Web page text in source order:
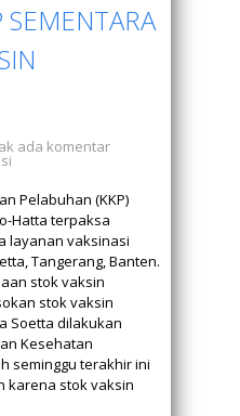
ada komentar
Pelabuhan (KKP)
Hatta terpaksa
layanan vaksinasi
Tangerang, Banten.
stok vaksin
stok vaksin
Soetta dilakukan
Kesehatan
seminggu terakhir ini
karena stok vaksin